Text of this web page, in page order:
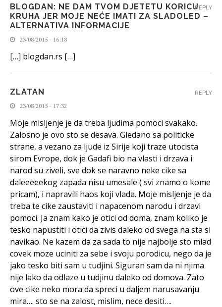
BLOGDAN: NE DAM TVOM DJETETU KORICU
KRUHA JER MOJE NEĆE IMATI ZA SLADOLED –
ALTERNATIVA INFORMACIJE
23/08/2015 - 16:18
[…] blogdan.rs […]
REPLY
ZLATAN
23/08/2015 - 17:32
Moje misljenje je da treba ljudima pomoci svakako.
Zalosno je ovo sto se desava. Gledano sa politicke
strane, a vezano za ljude iz Sirije koji traze utocista
sirom Evrope, dok je Gadafi bio na vlasti i drzava i
narod su ziveli, sve dok se naravno neke cike sa
daleeeeekog zapada nisu umesale ( svi znamo o kome
pricam), i napravili haos koji vlada. Moje misljenje je da
treba te cike zaustaviti i napacenom narodu i drzavi
pomoci. Ja znam kako je otici od doma, znam koliko je
tesko napustiti i otici da zivis daleko od svega na sta si
navikao. Ne kazem da za sada to nije najbolje sto mlad
covek moze uciniti za sebe i svoju porodicu, nego da je
jako tesko biti sam u tudjini. Siguran sam da ni njima
nije lako da odlaze u tudjinu daleko od domova. Zato
ove cike neko mora da spreci u daljem narusavanju
mira…. sto se na zalost, mislim, nece desiti….
REPLY